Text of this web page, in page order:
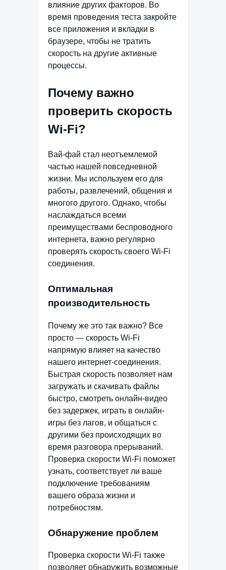
влияние других факторов. Во
время проведения теста закройте
все приложения и вкладки в
браузере, чтобы не тратить
скорость на другие активные
процессы.
Почему важно
проверить скорость
Wi-Fi?
Вай-фай стал неотъемлемой
частью нашей повседневной
жизни. Мы используем его для
работы, развлечений, общения и
многого другого. Однако, чтобы
наслаждаться всеми
преимуществами беспроводного
интернета, важно регулярно
проверять скорость своего Wi-Fi
соединения.
Оптимальная
производительность
Почему же это так важно? Все
просто — скорость Wi-Fi
напрямую влияет на качество
нашего интернет-соединения.
Быстрая скорость позволяет нам
загружать и скачивать файлы
быстро, смотреть онлайн-видео
без задержек, играть в онлайн-
игры без лагов, и общаться с
другими без происходящих во
время разговора прерываний.
Проверка скорости Wi-Fi поможет
узнать, соответствует ли ваше
подключение требованиям
вашего образа жизни и
потребностям.
Обнаружение проблем
Проверка скорости Wi-Fi также
позволяет обнаружить возможные